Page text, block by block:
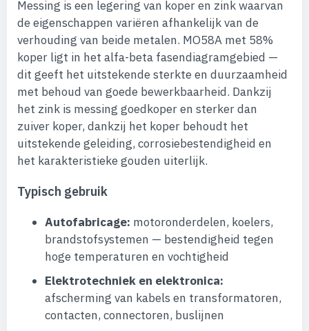
Messing is een legering van koper en zink waarvan
de eigenschappen variëren afhankelijk van de
verhouding van beide metalen. MO58A met 58%
koper ligt in het alfa-beta fasendiagramgebied —
dit geeft het uitstekende sterkte en duurzaamheid
met behoud van goede bewerkbaarheid. Dankzij
het zink is messing goedkoper en sterker dan
zuiver koper, dankzij het koper behoudt het
uitstekende geleiding, corrosiebestendigheid en
het karakteristieke gouden uiterlijk.
Typisch gebruik
Autofabricage: motoronderdelen, koelers,
brandstofsystemen — bestendigheid tegen
hoge temperaturen en vochtigheid
Elektrotechniek en elektronica:
afscherming van kabels en transformatoren,
contacten, connectoren, buslijnen